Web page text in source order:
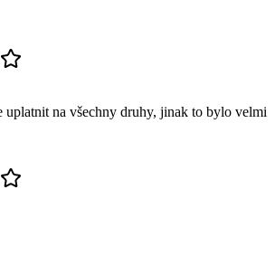
uplatnit na všechny druhy, jinak to bylo velmi